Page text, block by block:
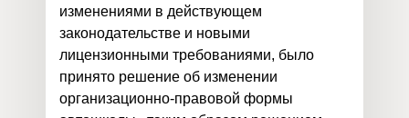
изменениями в действующем
законодательстве и новыми
лицензионными требованиями, было
принято решение об изменении
организационно-правовой формы